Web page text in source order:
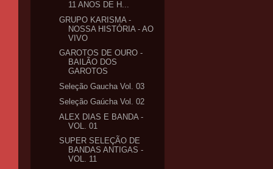
11 ANOS DE H...
GRUPO KARISMA -
NOSSA HISTÓRIA - AO
VIVO
GAROTOS DE OURO -
BAILÃO DOS
GAROTOS
Seleção Gaucha Vol. 03
Seleção Gaúcha Vol. 02
ALEX DIAS E BANDA -
VOL. 01
SUPER SELEÇÃO DE
BANDAS ANTIGAS -
VOL. 11